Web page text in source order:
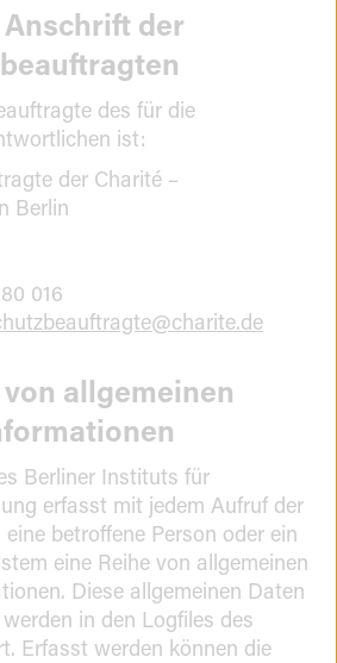
der
des für die
ist:
der Charité –
Berlin
016
@charite.de
allgemeinen
Berliner Instituts für
erfasst mit jedem Aufruf der
betroffene Person oder ein
eine Reihe von allgemeinen
Diese allgemeinen Daten
in den Logfiles des
Erfasst werden können die